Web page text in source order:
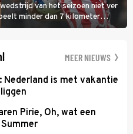
van het seizoen niet ver
minder dan 7 kilometer
spits Nacho Ferri aan van
MEER NIEUWS
Nederland is met vakantie
Pirie, Oh, wat een